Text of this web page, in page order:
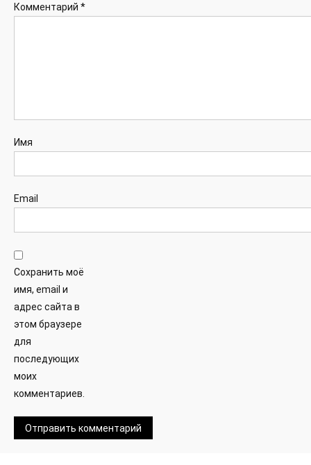
Комментарий *
Имя
Email
Сохранить моё
имя, email и
адрес сайта в
этом браузере
для
последующих
моих
комментариев.